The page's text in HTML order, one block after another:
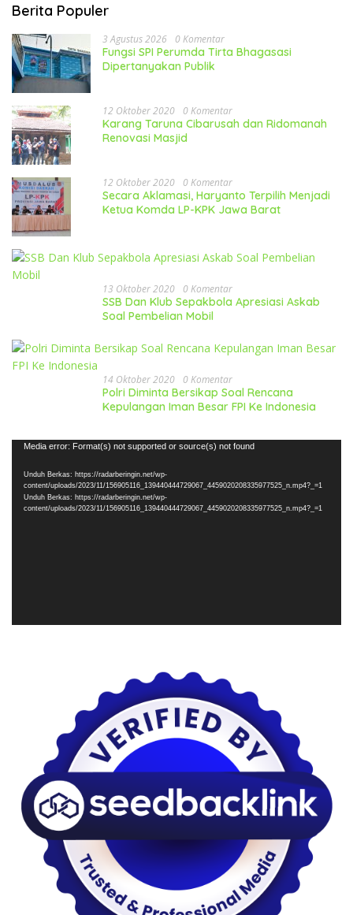
Berita Populer
3 Agustus 2026 0 Komentar
Fungsi SPI Perumda Tirta Bhagasasi
Dipertanyakan Publik
12 Oktober 2020 0 Komentar
Karang Taruna Cibarusah dan Ridomanah
Renovasi Masjid
12 Oktober 2020 0 Komentar
Secara Aklamasi, Haryanto Terpilih Menjadi
Ketua Komda LP-KPK Jawa Barat
13 Oktober 2020 0 Komentar
SSB Dan Klub Sepakbola Apresiasi Askab
Soal Pembelian Mobil
14 Oktober 2020 0 Komentar
Polri Diminta Bersikap Soal Rencana
Kepulangan Iman Besar FPI Ke Indonesia
Pemutar
Media error: Format(s) not supported or source(s) not found
Unduh Berkas: https://radarberingin.net/wp-
content/uploads/2023/11/156905116_139440444729067_4459020208335977525_n.mp4?_=1
Unduh Berkas: https://radarberingin.net/wp-
content/uploads/2023/11/156905116_139440444729067_4459020208335977525_n.mp4?_=1